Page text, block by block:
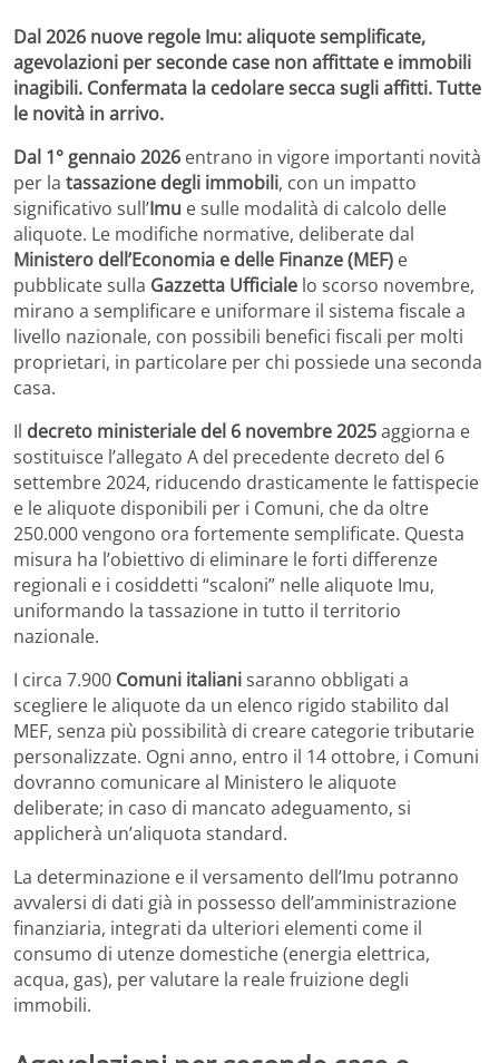
Dal 2026 nuove regole Imu: aliquote semplificate,
agevolazioni per seconde case non affittate e immobili
inagibili. Confermata la cedolare secca sugli affitti. Tutte
le novità in arrivo.
Dal 1° gennaio 2026 entrano in vigore importanti novità
per la tassazione degli immobili, con un impatto
significativo sull’Imu e sulle modalità di calcolo delle
aliquote. Le modifiche normative, deliberate dal
Ministero dell’Economia e delle Finanze (MEF) e
pubblicate sulla Gazzetta Ufficiale lo scorso novembre,
mirano a semplificare e uniformare il sistema fiscale a
livello nazionale, con possibili benefici fiscali per molti
proprietari, in particolare per chi possiede una seconda
casa.
Il decreto ministeriale del 6 novembre 2025aggiorna e
sostituisce l’allegato A del precedente decreto del 6
settembre 2024, riducendo drasticamente le fattispecie
e le aliquote disponibili per i Comuni, che da oltre
250.000 vengono ora fortemente semplificate. Questa
misura ha l’obiettivo di eliminare le forti differenze
regionali e i cosiddetti “scaloni” nelle aliquote Imu,
uniformando la tassazione in tutto il territorio
nazionale.
I circa 7.900 Comuni italianisaranno obbligati a
scegliere le aliquote da un elenco rigido stabilito dal
MEF, senza più possibilità di creare categorie tributarie
personalizzate. Ogni anno, entro il 14 ottobre, i Comuni
dovranno comunicare al Ministero le aliquote
deliberate; in caso di mancato adeguamento, si
applicherà un’aliquota standard.
La determinazione e il versamento dell’Imu potranno
avvalersi di dati già in possesso dell’amministrazione
finanziaria, integrati da ulteriori elementi come il
consumo di utenze domestiche (energia elettrica,
acqua, gas), per valutare la reale fruizione degli
immobili.